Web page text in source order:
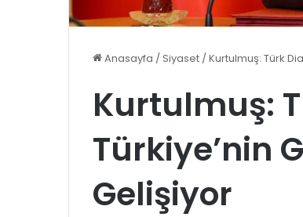
Anasayfa /Siyaset /Kurtulmuş: Türk
Kurtulmuş:
Türkiye’nin
Gelişiyor